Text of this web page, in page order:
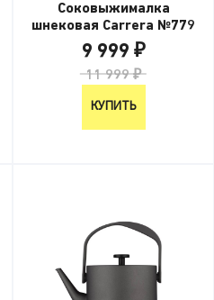
Соковыжималка
шнековая Carrera №779
9 999 ₽
11 999 ₽
КУПИТЬ